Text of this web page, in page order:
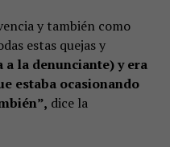
y también como
estas quejas y
la denunciante) y era
estaba ocasionando
dice la